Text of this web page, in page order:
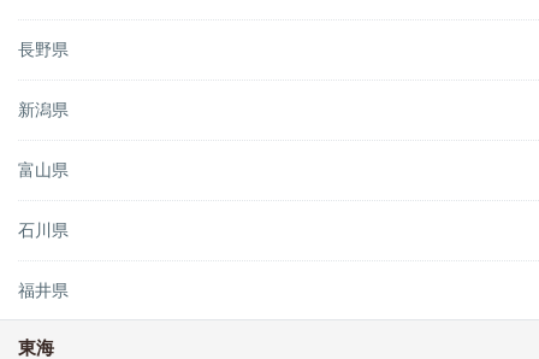
長野県
新潟県
富山県
石川県
福井県
東海